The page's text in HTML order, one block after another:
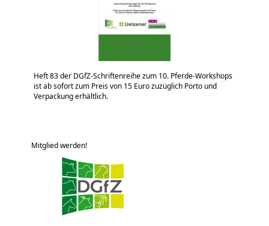
Heft 83 der DGfZ-Schriftenreihe zum 10. Pferde-Workshops
ist ab sofort zum Preis von 15 Euro zuzüglich Porto und
Verpackung erhältlich.
Mitglied werden!